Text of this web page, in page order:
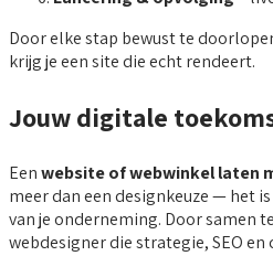
Door elke stap bewust te
krijg je een site die echt rendeert.
Jouw digitale
Eenwebsite of webwinkel laten
meer dan een designkeuze — het
van je onderneming. Door samen
webdesigner die strategie, SEO